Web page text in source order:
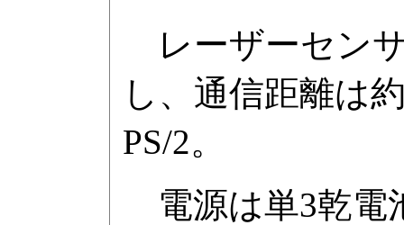
レーザーセンサ
し、通信距離は
PS/2。
電源は単3乾電